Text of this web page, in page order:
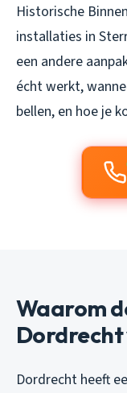
Historische
installaties in
een andere
écht werkt,
bellen, en hoe je
Waarom
Dordrecht heeft